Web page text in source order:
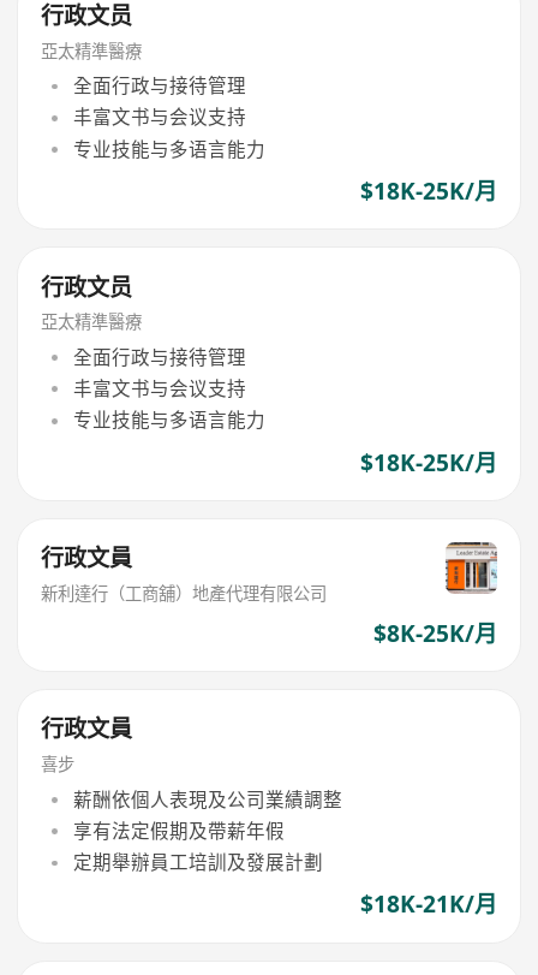
行政文员
亞太精準醫療
全面行政与接待管理
丰富文书与会议支持
专业技能与多语言能力
$18K-25K/月
行政文员
亞太精準醫療
全面行政与接待管理
丰富文书与会议支持
专业技能与多语言能力
$18K-25K/月
行政文員
新利達行（工商舖）地產代理有限公司
$8K-25K/月
行政文員
喜步
薪酬依個人表現及公司業績調整
享有法定假期及帶薪年假
定期舉辦員工培訓及發展計劃
$18K-21K/月